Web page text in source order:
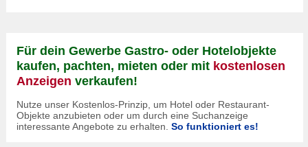
Für dein Gewerbe Gastro- oder Hotelobjekte
kaufen, pachten, mieten oder mit kostenlosen
Anzeigen verkaufen!
Nutze unser Kostenlos-Prinzip, um Hotel oder Restaurant-
Objekte anzubieten oder um durch eine Suchanzeige
interessante Angebote zu erhalten. So funktioniert es!